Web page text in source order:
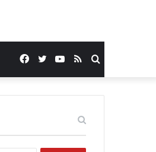
Search
for
RSS
YouTube
Twitter
Facebook